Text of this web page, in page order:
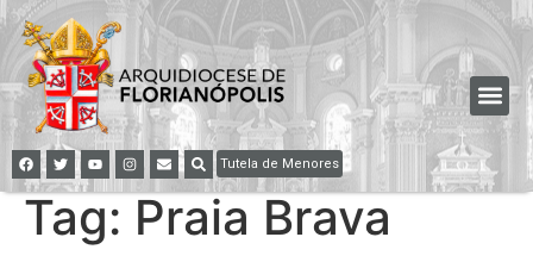
Tutela de Menores
Tag: Praia Brava